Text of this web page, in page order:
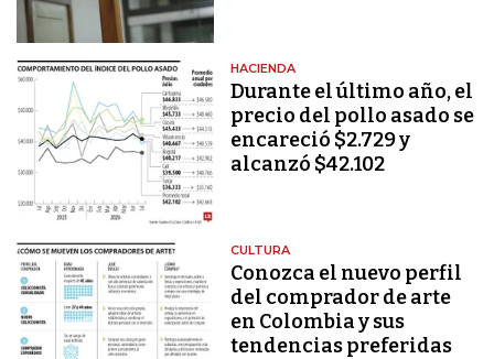
HACIENDA
Durante el último año, el
precio del pollo asado se
encareció $2.729 y
alcanzó $42.102
CULTURA
Conozca el nuevo perfil
del comprador de arte
en Colombia y sus
tendencias preferidas